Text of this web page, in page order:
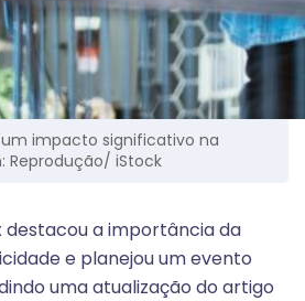
impacto significativo na
Reprodução/ iStock
destacou a importância da
e planejou um evento
uma atualização do artigo